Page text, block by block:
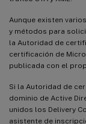
Aunque existen
y métodos para
la Autoridad de
certificación de
publicada con el
Si la Autoridad de
dominio de Active
unidos los Delivery
asistente de